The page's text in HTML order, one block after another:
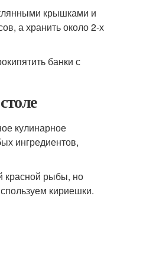
крышками и
а хранить около 2-х
банки с
кулинарное
ингредиентов,
красной рыбы, но
кириешки.